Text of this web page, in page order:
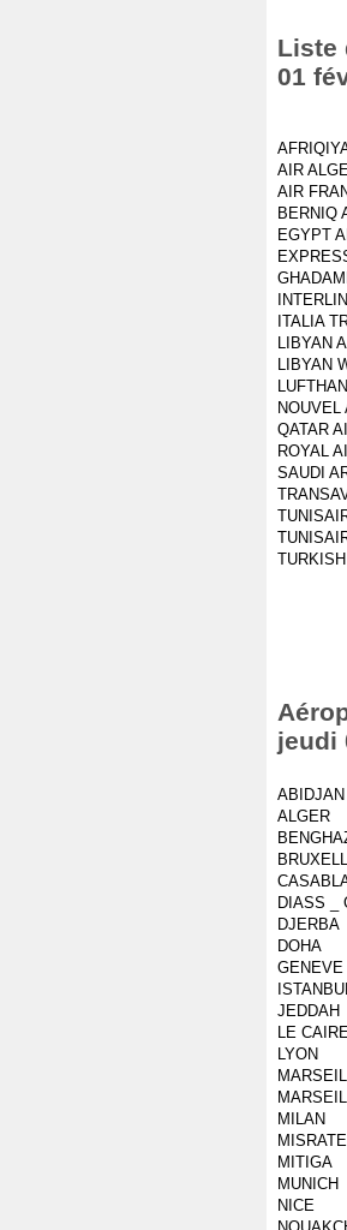
Liste
01
AIR
AIR
BERNIQ
EGYPT
ITALIA
LIBYAN
LIBYAN
NOUVEL
QATAR
ROYAL
SAUDI
jeudi
ALGER
DIASS _
DJERBA
DOHA
GENEVE
JEDDAH
LE
LYON
MILAN
MISRATE
MITIGA
MUNICH
NICE